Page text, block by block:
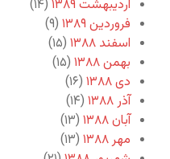
اردیبهشت ۱۳۸۹
(۱۴)
فروردین ۱۳۸۹
(۹)
اسفند ۱۳۸۸
(۱۵)
بهمن ۱۳۸۸
(۱۵)
دی ۱۳۸۸
(۱۶)
آذر ۱۳۸۸
(۱۴)
آبان ۱۳۸۸
(۱۳)
مهر ۱۳۸۸
(۱۳)